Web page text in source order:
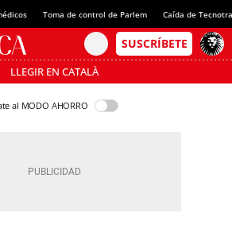
Toma de control de Parlem Caída de
LLEGIR EN CATALÀ
al MODO AHORRO